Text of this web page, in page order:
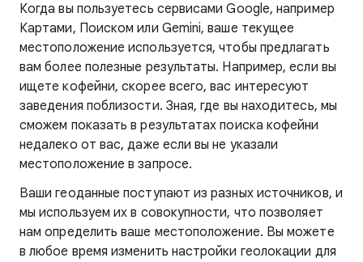
Когда вы пользуетесь сервисами Google, например
Картами, Поиском или Gemini, ваше текущее
местоположение используется, чтобы предлагать
вам более полезные результаты. Например, если вы
ищете кофейни, скорее всего, вас интересуют
заведения поблизости. Зная, где вы находитесь, мы
сможем показать в результатах поиска кофейни
недалеко от вас, даже если вы не указали
местоположение в запросе.
Ваши геоданные поступают из разных источников, и
мы используем их в совокупности, что позволяет
нам определить ваше местоположение. Вы можете
в любое время изменить настройки геолокации для